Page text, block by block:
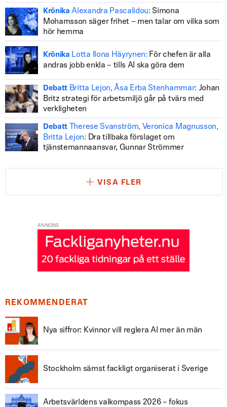
Krönika Alexandra Pascalidou: Simona
Mohamsson säger frihet – men talar om vilka som
hör hemma
Krönika Lotta Ilona Häyrynen: För chefen är alla
andras jobb enkla – tills AI ska göra dem
Debatt Britta Lejon, Åsa Erba Stenhammar: Johan
Britz strategi för arbetsmiljö går på tvärs med
verkligheten
Debatt
Therese Svanström, Veronica Magnusson,
Britta Lejon: Dra tillbaka förslaget om
tjänstemannaansvar, Gunnar Strömmer
VISA FLER
ANNONS
REKOMMENDERAT
Nya siffror: Kvinnor vill reglera AI mer än män
Stockholm sämst fackligt organiserat i Sverige
Arbetsvärldens valkompass 2026 – fokus